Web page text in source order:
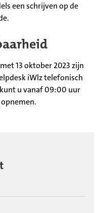
een schrijven op de
13 oktober 2023 zijn
iWlz telefonisch
u vanaf 09:00 uur